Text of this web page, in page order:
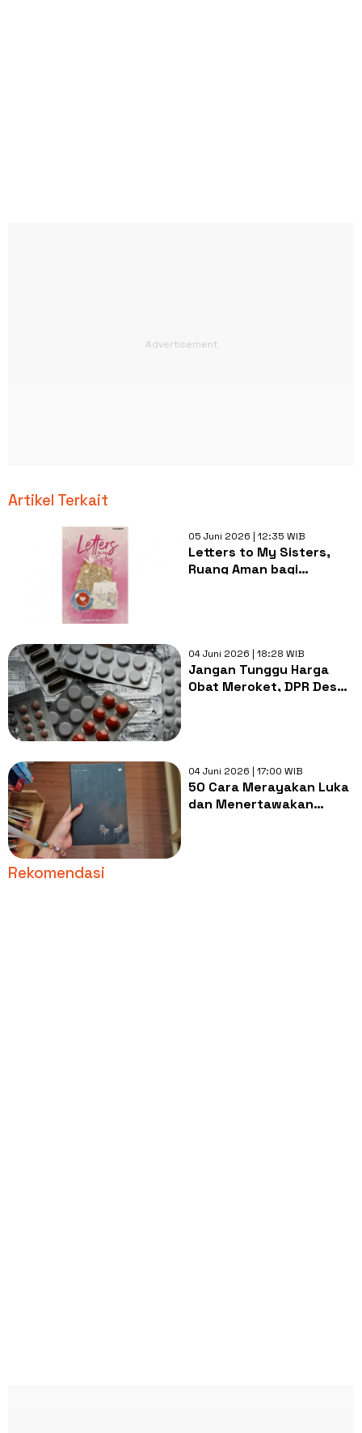
Artikel Terkait
05 Juni 2026 | 12:35 WIB
Letters to My Sisters,
Ruang Aman bagi
04 Juni 2026 | 18:28 WIB
Jangan Tunggu Harga
Obat Meroket, DPR Desak
04 Juni 2026 | 17:00 WIB
50 Cara Merayakan Luka
dan Menertawakan
Rekomendasi